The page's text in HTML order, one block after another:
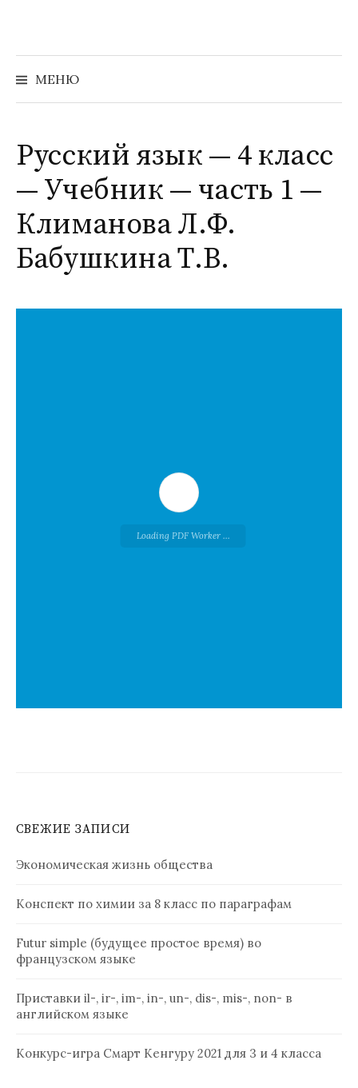
содержимому
МЕНЮ
Найти:
Русский язык — 4 класс
— Учебник — часть 1 —
Климанова Л.Ф.
Бабушкина Т.В.
Loading PDF Worker ...
СВЕЖИЕ ЗАПИСИ
Экономическая жизнь общества
Конспект по химии за 8 класс по параграфам
Futur simple (будущее простое время) во
французском языке
Приставки il-, ir-, im-, in-, un-, dis-, mis-, non- в
английском языке
Конкурс-игра Смарт Кенгуру 2021 для 3 и 4 класса